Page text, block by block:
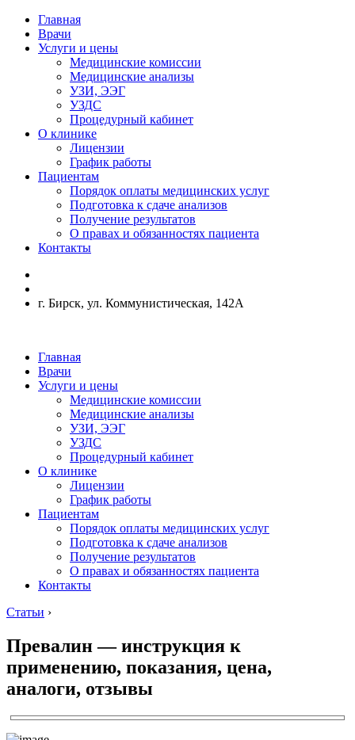
Главная
Врачи
Услуги и цены
Медицинские комиссии
Медицинские анализы
УЗИ, ЭЭГ
УЗДС
Процедурный кабинет
О клинике
Лицензии
График работы
Пациентам
Порядок оплаты медицинских услуг
Подготовка к сдаче анализов
Получение результатов
О правах и обязанностях пациента
Контакты
г. Бирск, ул. Коммунистическая, 142А
Главная
Врачи
Услуги и цены
Медицинские комиссии
Медицинские анализы
УЗИ, ЭЭГ
УЗДС
Процедурный кабинет
О клинике
Лицензии
График работы
Пациентам
Порядок оплаты медицинских услуг
Подготовка к сдаче анализов
Получение результатов
О правах и обязанностях пациента
Контакты
Статьи ›
Превалин — инструкция к
применению, показания, цена,
аналоги, отзывы